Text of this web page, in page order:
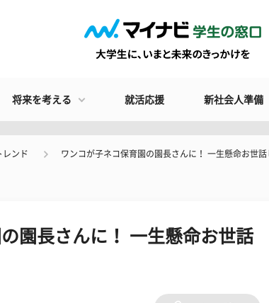
将来を考える 就活応援 新社会人準備
レンド ワンコが子ネコ保育園の園長さんに！ 一生懸命お世
園長さんに！ 一生懸命お世話